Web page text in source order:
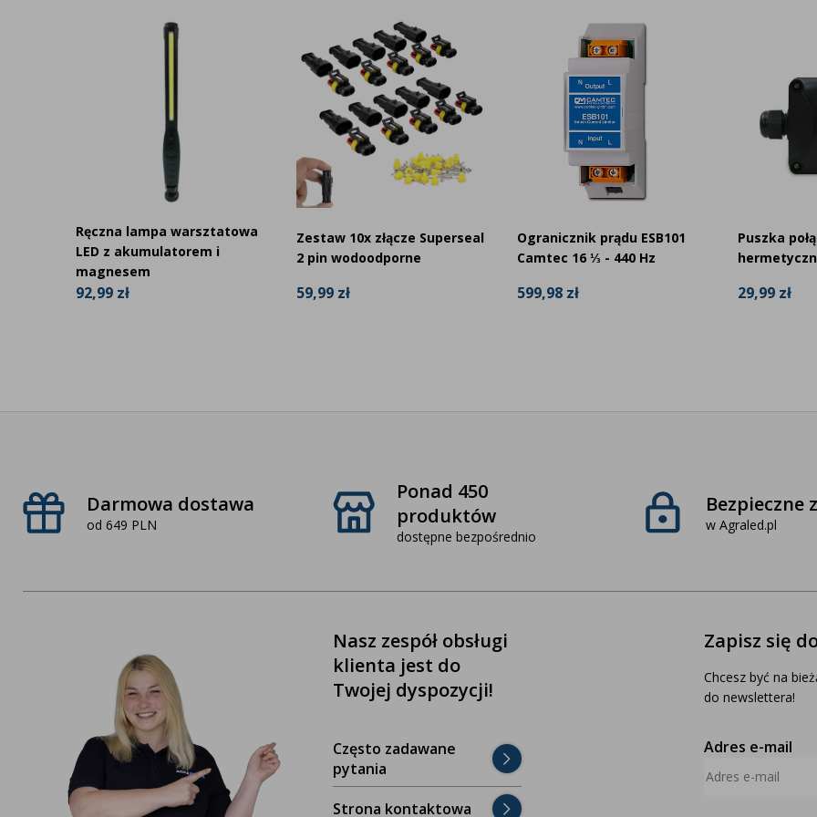
Ręczna lampa warsztatowa
LED z akumulatorem i
magnesem
92,99 zł
Zestaw 10x złącze Superseal
2 pin wodoodporne
59,99 zł
Ogranicznik prądu ESB101
Camtec 16 ⅓ - 440 Hz
599,98 zł
Puszka
29,99 zł
Darmowa dostawa
od 649 PLN
Ponad 450
produktów
dostępne bezpośrednio
Bezpieczne
w Agraled.pl
Nasz zespół obsługi
klienta jest do
Twojej dyspozycji!
Często zadawane
pytania
Strona kontaktowa
Zapisz się
Chcesz być na
do newslettera!
Adres e-mail